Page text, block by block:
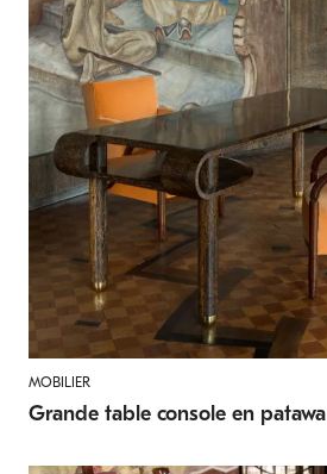
MOBILIER
Grande table console en patawa